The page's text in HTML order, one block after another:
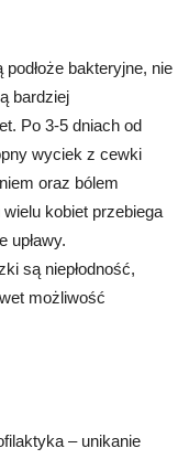
bakteryjne, nie
bardziej
Po 3-5 dniach od
wyciek z cewki
oraz bólem
kobiet przebiega
upławy.
są niepłodność,
możliwość
– unikanie